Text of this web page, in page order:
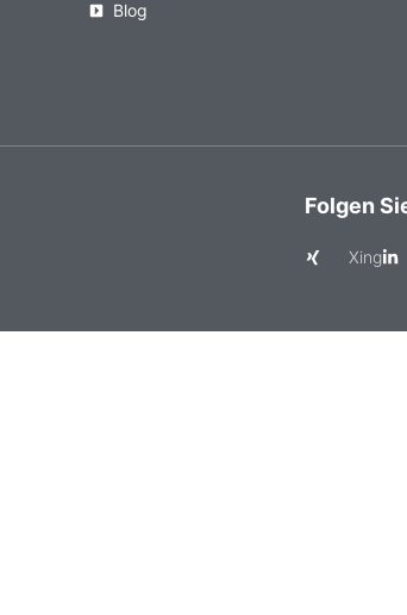
Blog
Folgen
Xing